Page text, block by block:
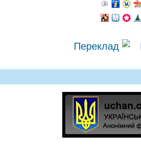
Переклад